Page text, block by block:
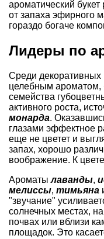
ароматический букет
от запаха эфирного
гораздо богаче
Лидеры по
Среди декоративных
целебным ароматом,
семейства
активного роста,
монарда.
глазами эффектное
еще не цветет и
запах, хорошо
воображение. К
Ароматылаванды,
мелиссы, тимьяна
"звучание"
солнечных местах,
почвах или вблизи
площадок. Это